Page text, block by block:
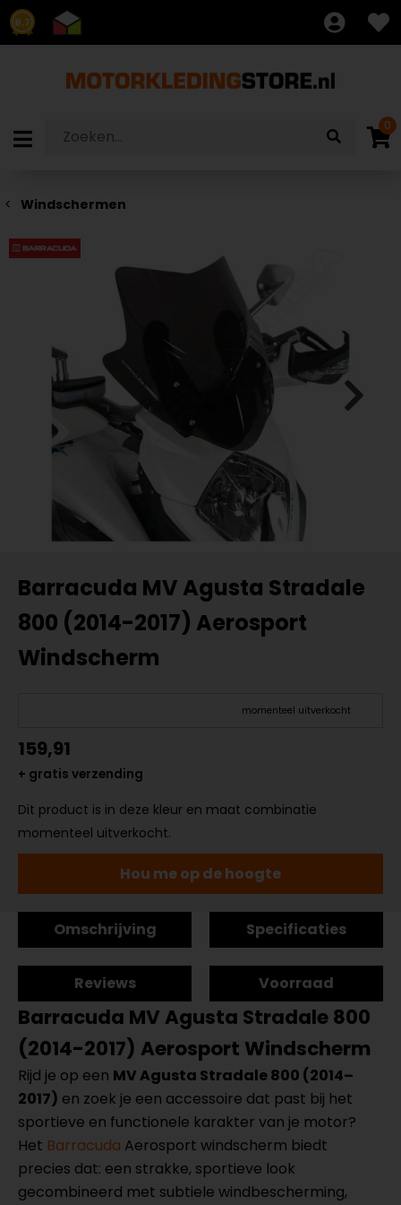
8.7
0
Windschermen
Barracuda MV Agusta Stradale
800 (2014-2017) Aerosport
Windscherm
momenteel uitverkocht
159,91
+ gratis verzending
Dit product is in deze kleur en maat combinatie
momenteel uitverkocht.
Hou me op de hoogte
Omschrijving Specificaties
Reviews Voorraad
Barracuda MV Agusta Stradale 800
(2014-2017) Aerosport Windscherm
Rijd je op een MV Agusta Stradale 800 (2014–
2017) en zoek je een accessoire dat past bij het
sportieve en functionele karakter van je motor?
Het Barracuda Aerosport windscherm biedt
precies dat: een strakke, sportieve look
gecombineerd met subtiele windbescherming,